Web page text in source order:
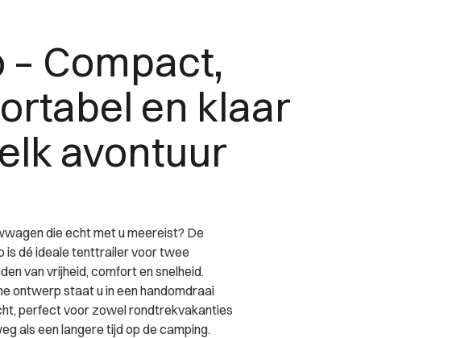
– Compact,
en klaar
avontuur
die echt met u meereist? De
is dé ideale tenttrailer voor twee
van vrijheid, comfort en snelheid.
ontwerp staat u in een handomdraai
perfect voor zowel rondtrekvakanties
als een langere tijd op de camping.